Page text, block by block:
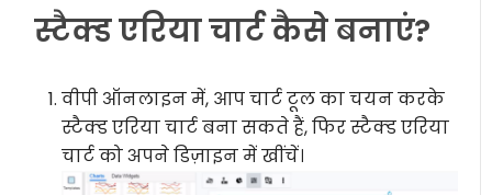
स्टैक्ड एरिया चार्ट कैसे बनाएं?
वीपी ऑनलाइन में, आप चार्ट टूल का चयन करके
स्टैक्ड एरिया चार्ट बना सकते हैं, फिर स्टैक्ड एरिया
चार्ट को अपने डिज़ाइन में खींचें।